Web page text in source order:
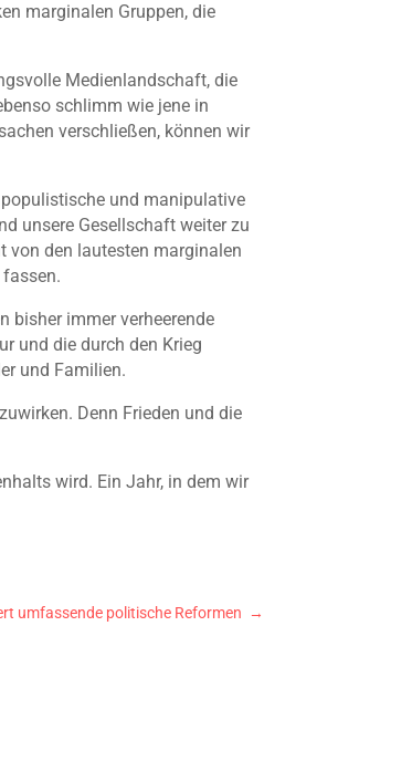
marginalen Gruppen, die
Medienlandschaft, die
schlimm wie jene in
verschließen, können wir
und manipulative
unsere Gesellschaft weiter zu
von den lautesten marginalen
bisher immer verheerende
und die durch den Krieg
und Familien.
Denn Frieden und die
wird. Ein Jahr, in dem wir
umfassende politische Reformen →